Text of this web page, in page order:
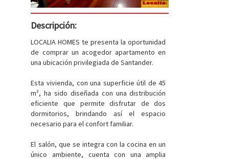
Descripción:
LOCALIA HOMES te presenta la oportunidad
de comprar un acogedor apartamento en
una ubicación privilegiada de Santander.
Esta vivienda, con una superficie útil de 45
m², ha sido diseñada con una distribución
eficiente que permite disfrutar de dos
dormitorios, brindando así el espacio
necesario para el confort familiar.
El salón, que se integra con la cocina en un
único ambiente, cuenta con una amplia